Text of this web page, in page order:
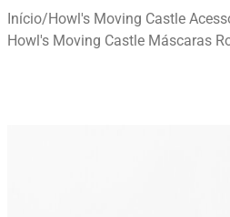
Início/Howl's Moving Castle
Howl's Moving Castle Máscaras